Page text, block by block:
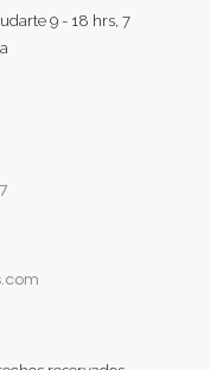
9 - 18 hrs, 7